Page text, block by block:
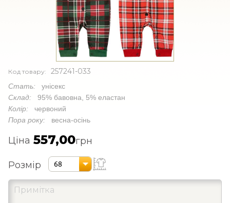
Код товару: 257241-033
Стать: унісекс
Склад: 95% бавовна, 5% еластан
Колір: червоний
Пора року: весна-осінь
Ціна 557,00грн
Розмір 68